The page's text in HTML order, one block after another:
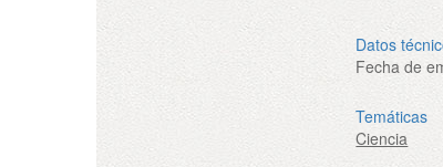
Datos
Fecha de
Temáticas
Ciencia